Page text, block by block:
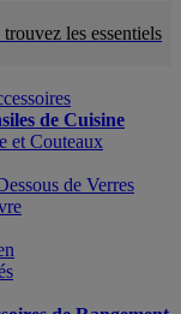
les essentiels
de Cuisine
et Couteaux
de Verres